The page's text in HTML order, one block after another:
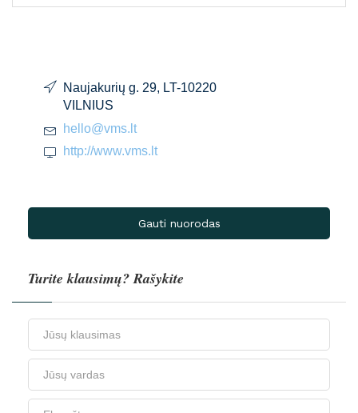
Naujakurių g. 29, LT-10220
VILNIUS
hello@vms.lt
http://www.vms.lt
Gauti nuorodas
Turite klausimų? Rašykite